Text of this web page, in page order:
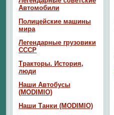
Автомобили
Полицейские машины
мира
Легендарные грузовики
СССР
Тракторы. История,
люди
Наши Автобусы
(MODIMIO)
Наши Танки (MODIMIO)